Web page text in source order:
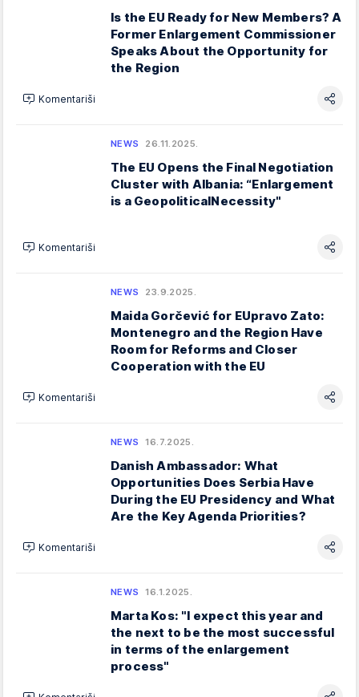
Is the EU Ready for New Members? A
Former Enlargement Commissioner
Speaks About the Opportunity for
the Region
Komentariši
NEWS 26.11.2025.
The EU Opens the Final Negotiation
Cluster with Albania: “Enlargement
is a GeopoliticalNecessity"
Komentariši
NEWS 23.9.2025.
Maida Gorčević for EUpravo Zato:
Montenegro and the Region Have
Room for Reforms and Closer
Cooperation with the EU
Komentariši
NEWS 16.7.2025.
Danish Ambassador: What
Opportunities Does Serbia Have
During the EU Presidency and What
Are the Key Agenda Priorities?
Komentariši
NEWS 16.1.2025.
Marta Kos: "I expect this year and
the next to be the most successful
in terms of the enlargement
process"